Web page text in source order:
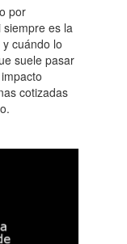
por
es la
cuándo lo
suele pasar
cotizadas